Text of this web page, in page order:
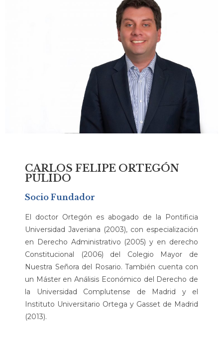
CARLOS FELIPE ORTEGÓN
PULIDO
Socio Fundador
El doctor Ortegón es abogado de la Pontificia
Universidad Javeriana (2003), con especialización
en Derecho Administrativo (2005) y en derecho
Constitucional (2006) del Colegio Mayor de
Nuestra Señora del Rosario. También cuenta con
un Máster en Análisis Económico del Derecho de
la Universidad Complutense de Madrid y el
Instituto Universitario Ortega y Gasset de Madrid
(2013).